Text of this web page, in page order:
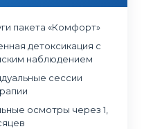
пакета «Комфорт»
детоксикация с
наблюдением
сессии
осмотры через 1,